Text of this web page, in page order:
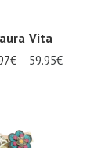
Vita
59.95€